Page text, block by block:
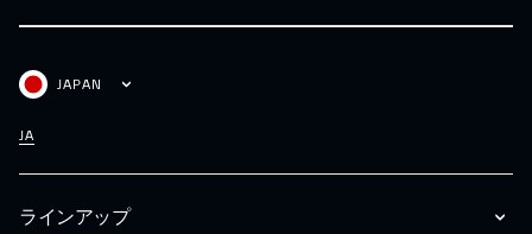
ラインアップ
JAPAN
JA